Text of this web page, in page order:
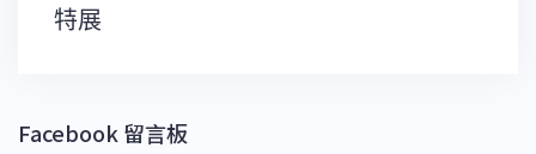
特展
Facebook 留言板